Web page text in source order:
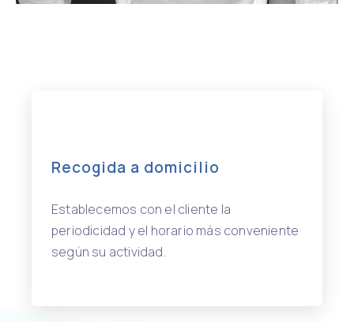
Recogida a domicilio
Establecemos con el cliente la
periodicidad y el horario más conveniente
según su actividad.